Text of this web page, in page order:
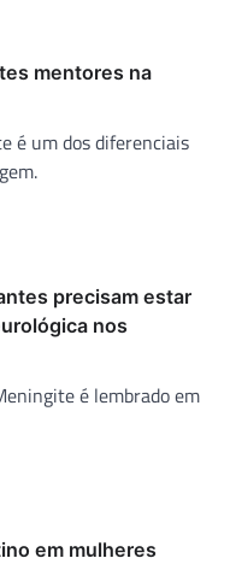
mentores na
é um dos diferenciais
precisam estar
nos
é lembrado em
em mulheres